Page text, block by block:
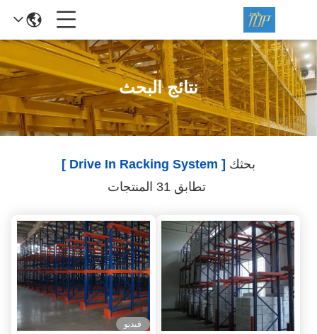
نتائج البحث
بحثك [ Drive In Racking System ]
تطابق 31 المنتجات
فيديو